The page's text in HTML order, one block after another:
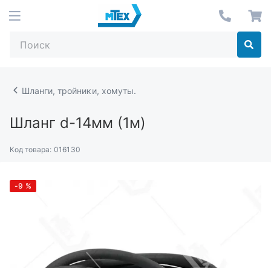
Шланги, тройники, хомуты.
Шланг d-14мм (1м)
Код товара: 016130
-9 %